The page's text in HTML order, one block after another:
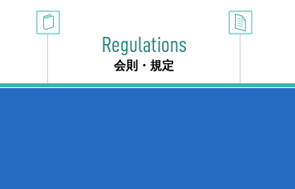
Regulations
会則・規定